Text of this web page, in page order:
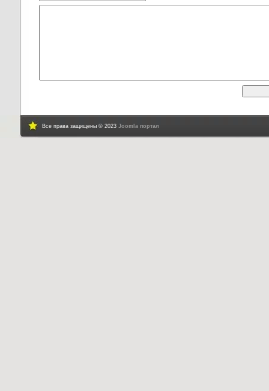
Все права защищены © 2023 Joomla портал